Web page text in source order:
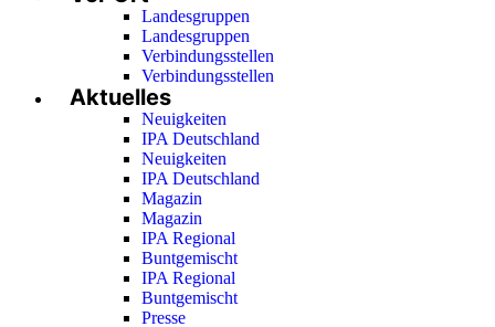
Landesgruppen
Landesgruppen
Verbindungsstellen
Verbindungsstellen
Aktuelles
Neuigkeiten
IPA Deutschland
Neuigkeiten
IPA Deutschland
Magazin
Magazin
IPA Regional
Buntgemischt
IPA Regional
Buntgemischt
Presse